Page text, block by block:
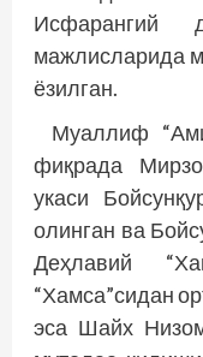
Исфарангий
мажлисларида
ёзилган.
Муаллиф
фиқрада
укаси
олинган ва
Деҳлавий
“Хамса”сидан
эса Шайх